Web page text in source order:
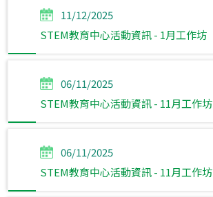
11/12/2025
STEM教育中心活動資訊 - 1月工作坊
06/11/2025
STEM教育中心活動資訊 - 11月工作坊
06/11/2025
STEM教育中心活動資訊 - 11月工作坊